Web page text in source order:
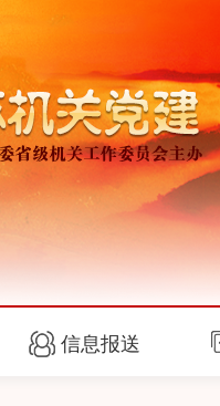
信息报送